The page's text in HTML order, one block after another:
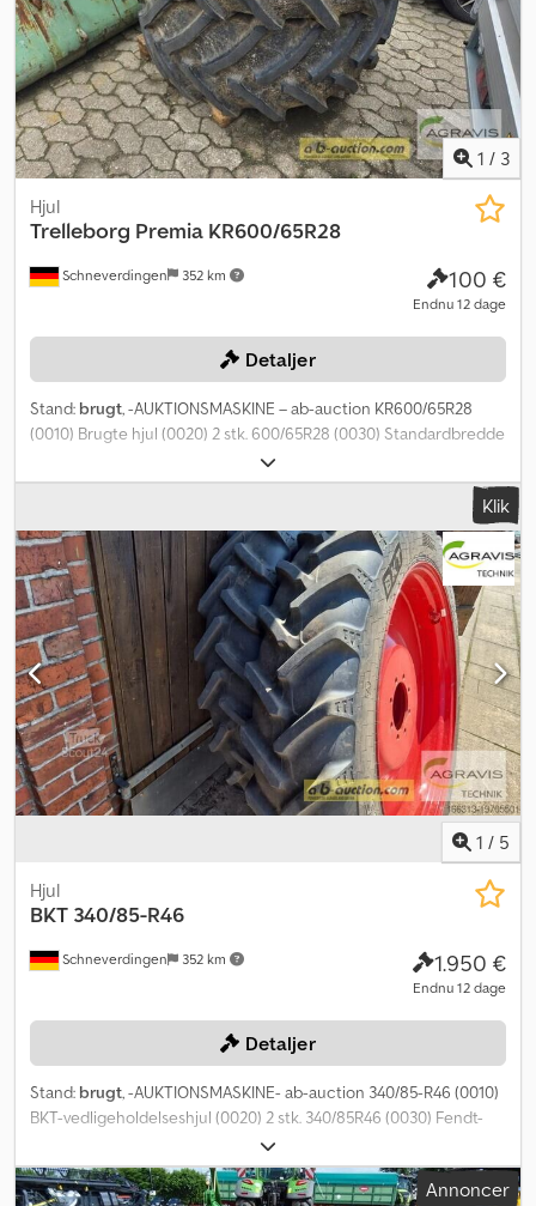
1 / 3
Schneverdingen 352 km
Hjul
Trelleborg Premia KR600/65R28
100 €
Endnu 12 dage
Detaljer
Stand: brugt, -AUKTIONSMASKINE – ab-auction KR600/65R28
(0010) Brugte hjul (0020) 2 stk. 600/65R28 (0030) Standardbredde
(0040) Næsten nye Trelleborg-dæk Du kan byde på denne
maskine online. Startprisen er 100,00 EUR ekskl. moms. Registrer
auktionen: ----- ----- Spændende onlineauktion! Start med at
byde NU! ab-auction Crsdsy Tzwdspfx Ak Eef
Klik
1 / 5
Schneverdingen 352 km
Hjul
BKT 340/85-R46
1.950 €
Endnu 12 dage
Detaljer
Stand: brugt, -AUKTIONSMASKINE- ab-auction 340/85-R46 (0010)
BKT-vedligeholdelseshjul (0020) 2 stk. 340/85R46 (0030) Fendt-
rød (0040) Sporbredde 1,5 m (0050) Passer til Fendt 300 Vario Du
kan byde på denne maskine online. Startprisen er 100,00 EUR
ekskl. moms. Registrer dig gratis og deltag i auktionen. Klik her for
Annoncer